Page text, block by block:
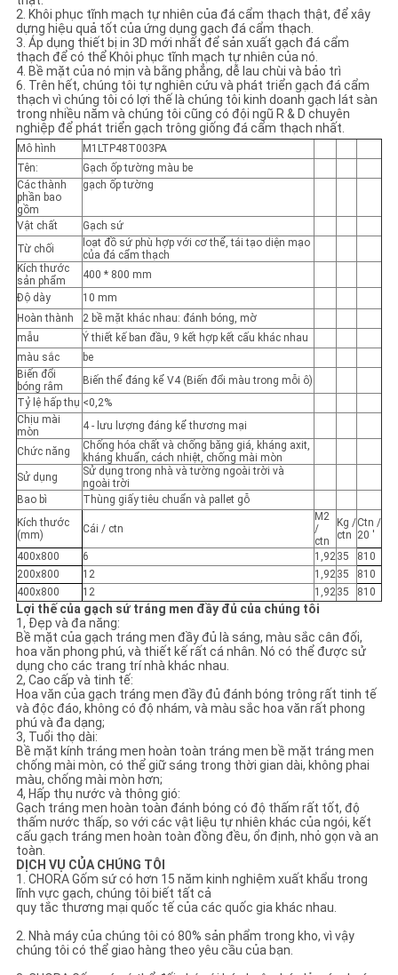
2. Khôi phục tĩnh mạch tự nhiên của đá cẩm thạch thật, để xây
dựng hiệu quả tốt của ứng dụng gạch đá cẩm thạch.
3. Áp dụng thiết bị in 3D mới nhất để sản xuất gạch đá cẩm
thạch để có thể Khôi phục tĩnh mạch tự nhiên của nó.
4. Bề mặt của nó mịn và bằng phẳng, dễ lau chùi và bảo trì
6. Trên hết, chúng tôi tự nghiên cứu và phát triển gạch đá cẩm
thạch vì chúng tôi có lợi thế là chúng tôi kinh doanh gạch lát sàn
trong nhiều năm và chúng tôi cũng có đội ngũ R & D chuyên
nghiệp để phát triển gạch trông giống đá cẩm thạch nhất.
Mô hình
M1LTP48T003PA
Tên:
Gạch ốp tường màu be
Các thành
phần bao
gồm
gạch ốp tường
Vật chất
Gạch sứ
Từ chối
loạt đồ sứ phù hợp với cơ thể, tái tạo diện mạo
của đá cẩm thạch
Kích thước
sản phẩm
400 * 800 mm
Độ dày
10 mm
Hoàn thành
2 bề mặt khác nhau: đánh bóng, mờ
mẫu
Ý thiết kế ban đầu, 9 kết hợp kết cấu khác nhau
màu sắc
be
Biến đổi
bóng râm
Biến thể đáng kể V4 (Biến đổi màu trong mỗi ô)
Tỷ lệ hấp thụ <0,2%
Chịu mài
mòn
4 - lưu lượng đáng kể thương mại
Chức năng
Chống hóa chất và chống băng giá, kháng axit,
kháng khuẩn, cách nhiệt, chống mài mòn
Sử dụng
Sử dụng trong nhà và tường ngoài trời và
ngoài trời
Bao bì
Thùng giấy tiêu chuẩn và pallet gỗ
Kích thước
(mm)
Cái / ctn
M2
/
ctn
Kg /
ctn
Ctn /
20 '
400x800
6 1,9235
810
200x800
12 1,9235
810
400x800
12 1,9235 810
Lợi thế của gạch sứ tráng men đầy đủ của chúng tôi
1, Đẹp và đa năng:
Bề mặt của gạch tráng men đầy đủ là sáng, màu sắc cân đối,
hoa văn phong phú, và thiết kế rất cá nhân. Nó có thể được sử
dụng cho các trang trí nhà khác nhau.
2, Cao cấp và tinh tế:
Hoa văn của gạch tráng men đầy đủ đánh bóng trông rất tinh tế
và độc đáo, không có độ nhám, và màu sắc hoa văn rất phong
phú và đa dạng;
3, Tuổi thọ dài:
Bề mặt kính tráng men hoàn toàn tráng men bề mặt tráng men
chống mài mòn, có thể giữ sáng trong thời gian dài, không phai
màu, chống mài mòn hơn;
4, Hấp thụ nước và thông gió:
Gạch tráng men hoàn toàn đánh bóng có độ thấm rất tốt, độ
thấm nước thấp, so với các vật liệu tự nhiên khác của ngói, kết
cấu gạch tráng men hoàn toàn đồng đều, ổn định, nhỏ gọn và an
toàn.
DỊCH VỤ CỦA CHÚNG TÔI
1. CHORA Gốm sứ có hơn 15 năm kinh nghiệm xuất khẩu trong
lĩnh vực gạch, chúng tôi biết tất cả
quy tắc thương mại quốc tế của các quốc gia khác nhau.
2. Nhà máy của chúng tôi có 80% sản phẩm trong kho, vì vậy
chúng tôi có thể giao hàng theo yêu cầu của bạn.